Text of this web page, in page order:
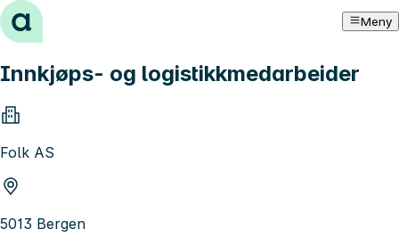
Hopp til innhold Meny
Innkjøps- og logistikkmedarbeider
Folk AS
5013 Bergen